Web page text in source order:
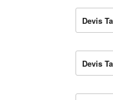
Devis
Devis